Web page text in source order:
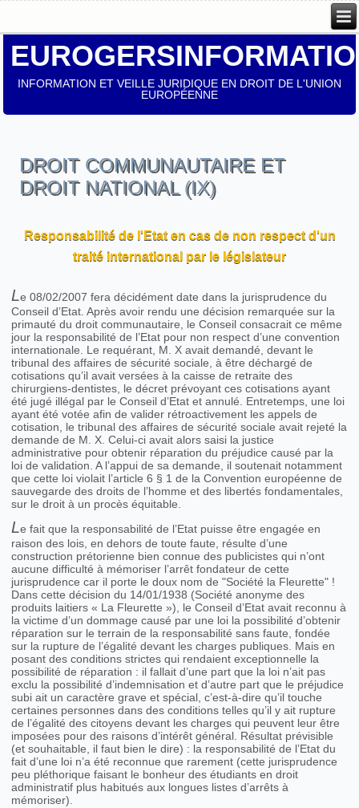
INFORMATION ET VEILLE JURIDIQUE EN DROIT DE L'UNION
EUROPÉENNE
DROIT COMMUNAUTAIRE ET
DROIT NATIONAL (IX)
Responsabilité de l'Etat en cas de non respect d'un
traité international par le législateur
Le 08/02/2007 fera décidément date dans la jurisprudence du
Conseil d’Etat. Après avoir rendu une décision remarquée sur la
primauté du droit communautaire, le Conseil consacrait ce même
jour la responsabilité de l’Etat pour non respect d’une convention
internationale. Le requérant, M. X avait demandé, devant le
tribunal des affaires de sécurité sociale, à être déchargé de
cotisations qu’il avait versées à la caisse de retraite des
chirurgiens-dentistes, le décret prévoyant ces cotisations ayant
été jugé illégal par le Conseil d’Etat et annulé. Entretemps, une loi
ayant été votée afin de valider rétroactivement les appels de
cotisation, le tribunal des affaires de sécurité sociale avait rejeté la
demande de M. X. Celui-ci avait alors saisi la justice
administrative pour obtenir réparation du préjudice causé par la
loi de validation. A l’appui de sa demande, il soutenait notamment
que cette loi violait l’article 6 § 1 de la Convention européenne de
sauvegarde des droits de l’homme et des libertés fondamentales,
sur le droit à un procès équitable.
Le fait que la responsabilité de l’Etat puisse être engagée en
raison des lois, en dehors de toute faute, résulte d’une
construction prétorienne bien connue des publicistes qui n’ont
aucune difficulté à mémoriser l’arrêt fondateur de cette
jurisprudence car il porte le doux nom de "Société la Fleurette" !
Dans cette décision du 14/01/1938 (Société anonyme des
produits laitiers « La Fleurette »), le Conseil d’Etat avait reconnu à
la victime d’un dommage causé par une loi la possibilité d’obtenir
réparation sur le terrain de la responsabilité sans faute, fondée
sur la rupture de l’égalité devant les charges publiques. Mais en
posant des conditions strictes qui rendaient exceptionnelle la
possibilité de réparation : il fallait d’une part que la loi n’ait pas
exclu la possibilité d’indemnisation et d’autre part que le préjudice
subi ait un caractère grave et spécial, c’est-à-dire qu’il touche
certaines personnes dans des conditions telles qu’il y ait rupture
de l’égalité des citoyens devant les charges qui peuvent leur être
imposées pour des raisons d’intérêt général. Résultat prévisible
(et souhaitable, il faut bien le dire) : la responsabilité de l’Etat du
fait d’une loi n’a été reconnue que rarement (cette jurisprudence
peu pléthorique faisant le bonheur des étudiants en droit
administratif plus habitués aux longues listes d’arrêts à
mémoriser).